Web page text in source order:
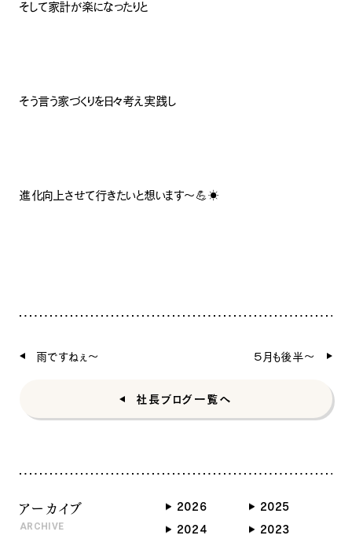
そして家計が楽になったりと
そう言う家づくりを日々考え実践し
進化向上させて行きたいと想います〜💪☀️
雨ですねぇ〜 ５月も後半〜
社長ブログ一覧へ
アーカイブ
ARCHIVE
2026
2025
2024
2023